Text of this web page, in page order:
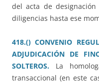
del acta de
diligencias hasta ese
418.() CONVENIO
ADJUDICACIÓN DE
SOLTEROS. La
transaccional (en este